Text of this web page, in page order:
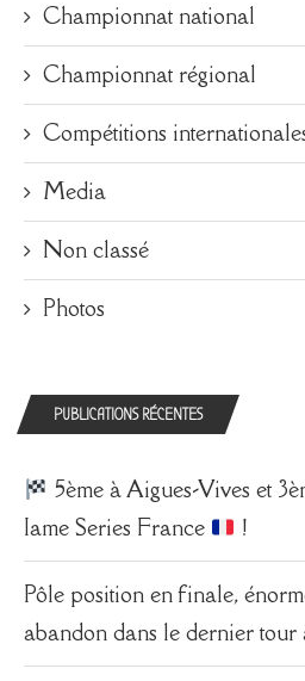
Championnat national
Championnat régional
Compétitions
Media
Non classé
Photos
PUBLICATIONS RÉCENTES
5ème à Aigues-Vives et
Iame Series France
!
Pôle position en finale,
abandon dans le dernier tour